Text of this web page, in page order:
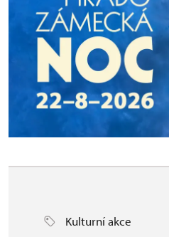
Kulturní akce